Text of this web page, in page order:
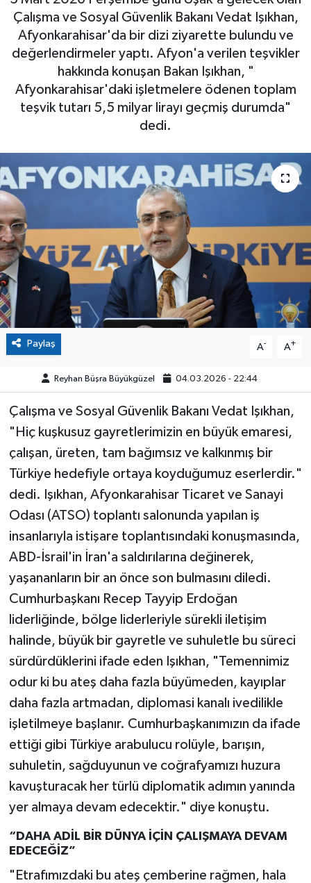
Çalışma ve Sosyal Güvenlik Bakanı Vedat Işıkhan,
Afyonkarahisar'da bir dizi ziyarette bulundu ve
değerlendirmeler yaptı. Afyon'a verilen teşvikler
hakkında konuşan Bakan Işıkhan, "
Afyonkarahisar'daki işletmelere ödenen toplam
teşvik tutarı 5,5 milyar lirayı geçmiş durumda"
dedi.
Paylaş A- A+
Reyhan Büşra Büyükgüzel 04.03.2026 - 22:44
Çalışma ve Sosyal Güvenlik Bakanı Vedat Işıkhan,
"Hiç kuşkusuz gayretlerimizin en büyük emaresi,
çalışan, üreten, tam bağımsız ve kalkınmış bir
Türkiye hedefiyle ortaya koyduğumuz eserlerdir."
dedi. Işıkhan, Afyonkarahisar Ticaret ve Sanayi
Odası (ATSO) toplantı salonunda yapılan iş
insanlarıyla istişare toplantısındaki konuşmasında,
ABD-İsrail'in İran'a saldırılarına değinerek,
yaşananların bir an önce son bulmasını diledi.
Cumhurbaşkanı Recep Tayyip Erdoğan
liderliğinde, bölge liderleriyle sürekli iletişim
halinde, büyük bir gayretle ve suhuletle bu süreci
sürdürdüklerini ifade eden Işıkhan, "Temennimiz
odur ki bu ateş daha fazla büyümeden, kayıplar
daha fazla artmadan, diplomasi kanalı ivedilikle
işletilmeye başlanır. Cumhurbaşkanımızın da ifade
ettiği gibi Türkiye arabulucu rolüyle, barışın,
suhuletin, sağduyunun ve coğrafyamızı huzura
kavuşturacak her türlü diplomatik adımın yanında
yer almaya devam edecektir." diye konuştu.
“DAHA ADİL BİR DÜNYA İÇİN ÇALIŞMAYA DEVAM
EDECEĞİZ”
"Etrafımızdaki bu ateş çemberine rağmen, hala